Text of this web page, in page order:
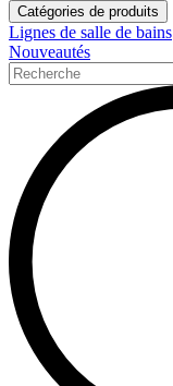
Catégories de produits
Lignes de salle de bains
Nouveautés